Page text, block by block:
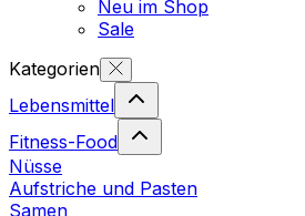
Neu im Shop
Sale
Kategorien
Lebensmittel
Fitness-Food
Nüsse
Aufstriche und Pasten
Samen